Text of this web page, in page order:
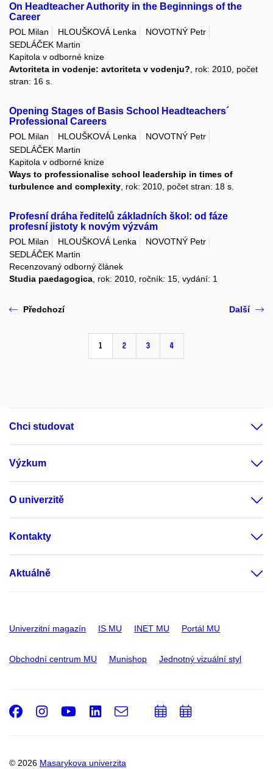
On Headteacher Authority in the Beginnings of the
Career
POL Milan HLOUŠKOVÁ Lenka
NOVOTNÝ Petr
SEDLÁČEK Martin
Kapitola v odborné knize
Avtoriteta in vodenje: avtoriteta v vodenju? , rok: 2010, počet
stran: 16 s.
Opening Stages of Basis School Headteachers´
Professional Careers
POL Milan HLOUŠKOVÁ Lenka
NOVOTNÝ Petr
SEDLÁČEK Martin
Kapitola v odborné knize
Ways to professionalise school leadership in times of
turbulence and complexity , rok: 2010, počet stran: 18 s.
Profesní dráha ředitelů základních škol: od fáze
profesní jistoty k novým výzvám
POL Milan HLOUŠKOVÁ Lenka
NOVOTNÝ Petr
SEDLÁČEK Martin
Recenzovaný odborný článek
Studia paedagogica, rok: 2010, ročník: 15, vydání: 1
Předchozí
1 2 3 4
Další
Chci studovat
Výzkum
O univerzitě
Kontakty
Aktuálně
Univerzitní magazín IS MU INET MU Portál MU
Obchodní centrum MU Munishop Jednotný vizuální styl
© 2026 Masarykova univerzita
Facebook
Instagram
Youtube
LinkedIn
e-
PřidatPřidat